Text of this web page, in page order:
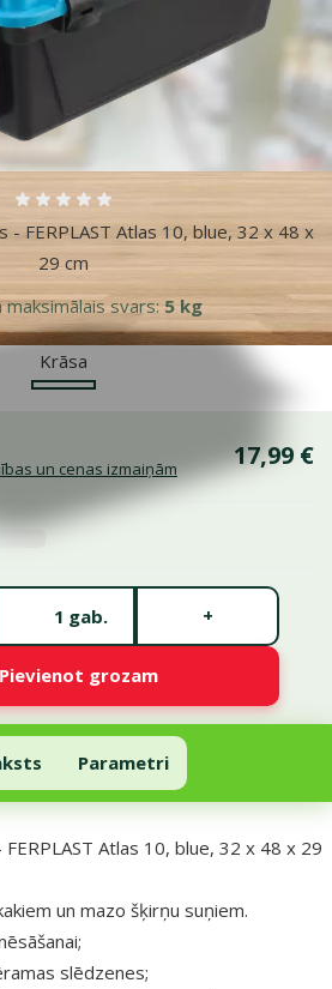
- FERPLAST Atlas 10, blue, 32 x 48 x
29 cm
Atsauksmes 0%
maksimālais svars:5 kg
Krāsa
un cenas izmaiņām 17,99 €
gab. +
Pievienot grozam
Atlas 10, blue, 32 x 48 x 29 cm
Parametri
Atlas 10, blue, 32 x 48 x 29
un mazo šķirņu suņiem.
slēdzenes;